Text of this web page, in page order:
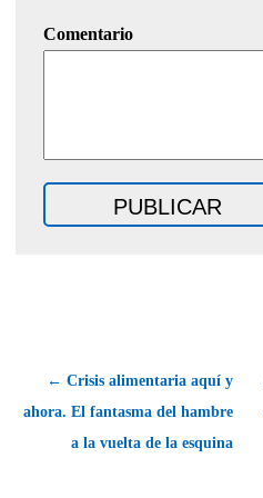
Comentario
← Crisis alimentaria aquí y
ahora. El fantasma del hambre
a la vuelta de la esquina